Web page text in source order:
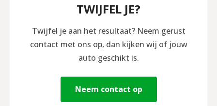
TWIJFEL JE?
Twijfel je aan het resultaat? Neem gerust
contact met ons op, dan kijken wij of jouw
auto geschikt is.
Neem contact op